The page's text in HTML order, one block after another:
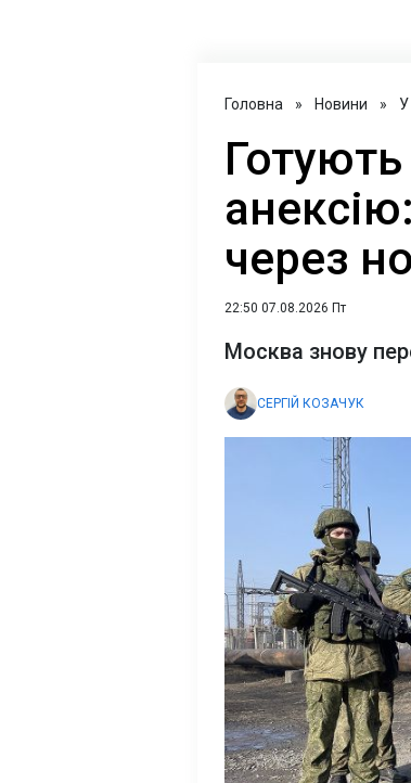
Головна » Новини » У
через
22:50 07.08.2026 Пт
Москва знову
СЕРГІЙ КОЗАЧУК